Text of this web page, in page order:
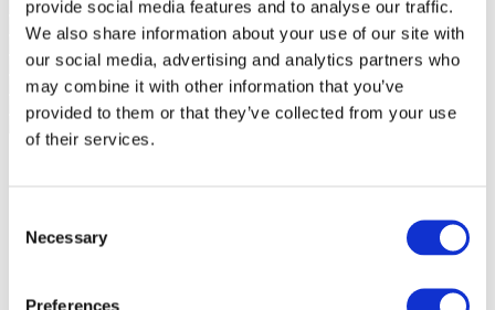
provide social media features and to analyse our traffic.
We also share information about your use of our site with
our social media, advertising and analytics partners who
may combine it with other information that you’ve
provided to them or that they’ve collected from your use
of their services.
Selection
Necessary
Preferences